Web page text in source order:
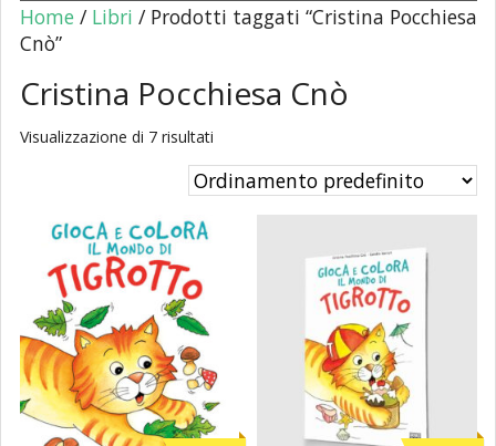
Chi siamo
Libri
Librerie
Home/ Libri / Prodotti taggati “Cristina Pocchiesa
Cnò”
Cristina Pocchiesa Cnò
Visualizzazione di 7 risultati